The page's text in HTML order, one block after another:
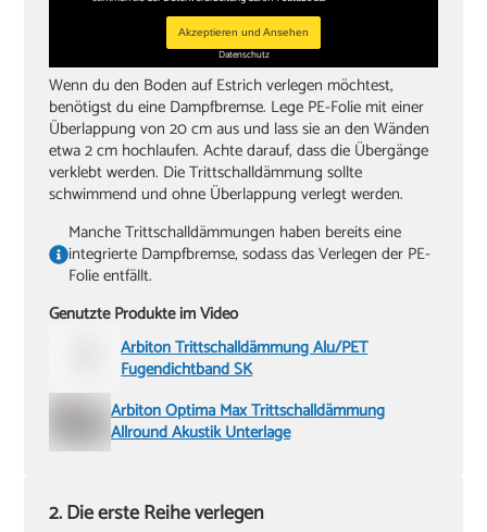
Akzeptieren und Ansehen
Datenschutz
Wenn du den Boden auf Estrich verlegen möchtest,
benötigst du eine Dampfbremse. Lege PE-Folie mit einer
Überlappung von 20 cm aus und lass sie an den Wänden
etwa 2 cm hochlaufen. Achte darauf, dass die Übergänge
verklebt werden. Die Trittschalldämmung sollte
schwimmend und ohne Überlappung verlegt werden.
Manche Trittschalldämmungen haben bereits eine
integrierte Dampfbremse, sodass das Verlegen der PE-
Folie entfällt.
Genutzte Produkte im Video
Arbiton Trittschalldämmung Alu/PET
Fugendichtband SK
Arbiton Optima Max Trittschalldämmung
Allround Akustik Unterlage
2. Die erste Reihe verlegen